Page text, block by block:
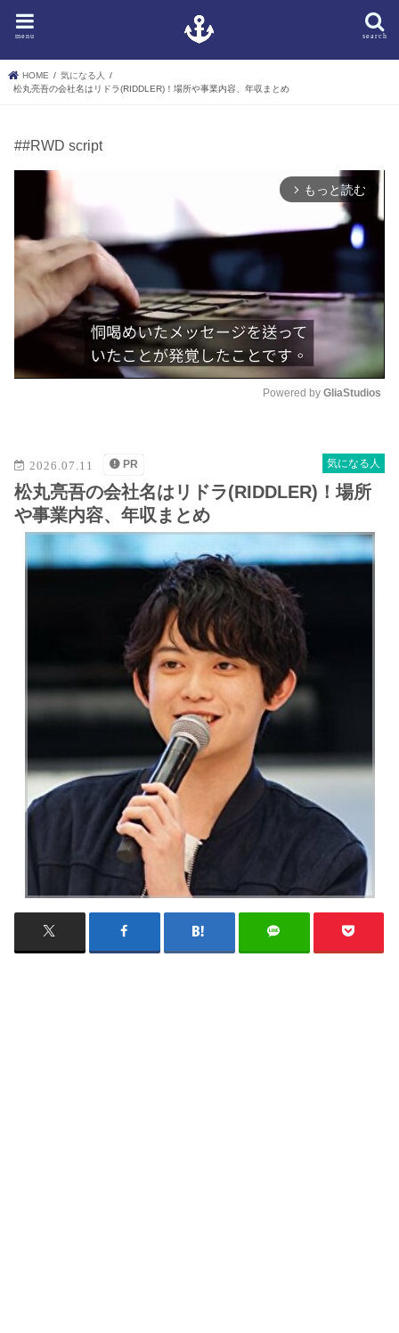
search
menu
HOME
気になる人
松丸亮吾の会社名はリドラ(RIDDLER)！場所や事業内容、年収まとめ
##RWD script
arrow_forward_ios もっと読む
Powered by GliaStudios
気になる人
2026.07.11 PR
松丸亮吾の会社名はリドラ(RIDDLER)！場所
や事業内容、年収まとめ